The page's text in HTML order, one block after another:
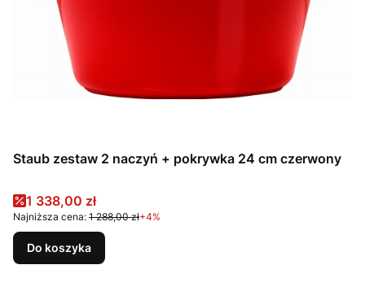
Staub zestaw 2 naczyń + pokrywka 24 cm czerwony
Cena promocyjna
1 338,00 zł
Najniższa cena: 1 288,00 zł+4%
Do koszyka